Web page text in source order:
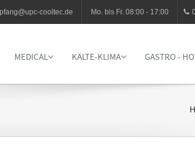
cooltec.de Mo. bis Fr. 08:00 - 17:00
MEDICAL KÄLTE-KLIMA GASTRO -